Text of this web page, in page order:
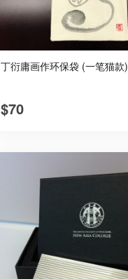
丁衍庸画作环保袋 (一笔猫款)
$70